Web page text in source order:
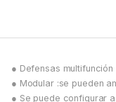
● Defensas
● Modular :se pueden
● Se puede configurar